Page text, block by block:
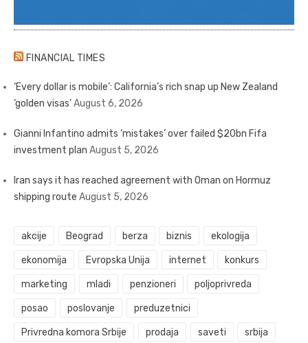
FINANCIAL TIMES
‘Every dollar is mobile’: California’s rich snap up New Zealand
‘golden visas’August 6, 2026
Gianni Infantino admits ‘mistakes’ over failed $20bn Fifa
investment plan August 5, 2026
Iran says it has reached agreement with Oman on Hormuz
shipping route August 5, 2026
akcije Beograd berza biznis ekologija
ekonomija Evropska Unija internet konkurs
marketing mladi penzioneri poljoprivreda
posao poslovanje preduzetnici
Privredna komora Srbije prodaja saveti srbija